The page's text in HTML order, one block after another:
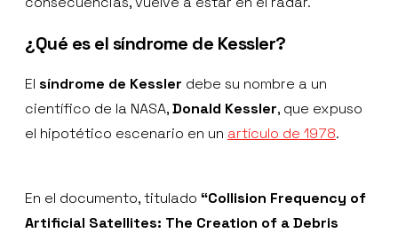
¿Qué es el síndrome de Kessler?
El síndrome de Kessler debe su nombre a un
científico de la NASA,Donald Kessler, que expuso
el hipotético escenario en un artículo de 1978.
En el documento, titulado “Collision Frequency of
Artificial Satellites: The Creation of a Debris